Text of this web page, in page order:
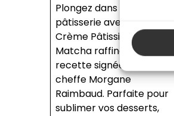
Plongez dans l’art de la
pâtisserie avec cette
Crème Pâtissière au
Matcha raffinée, une
recette signée par la
cheffe Morgane
Raimbaud. Parfaite pour
sublimer vos desserts,